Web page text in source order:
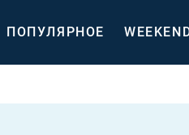
ПОПУЛЯРНОЕ